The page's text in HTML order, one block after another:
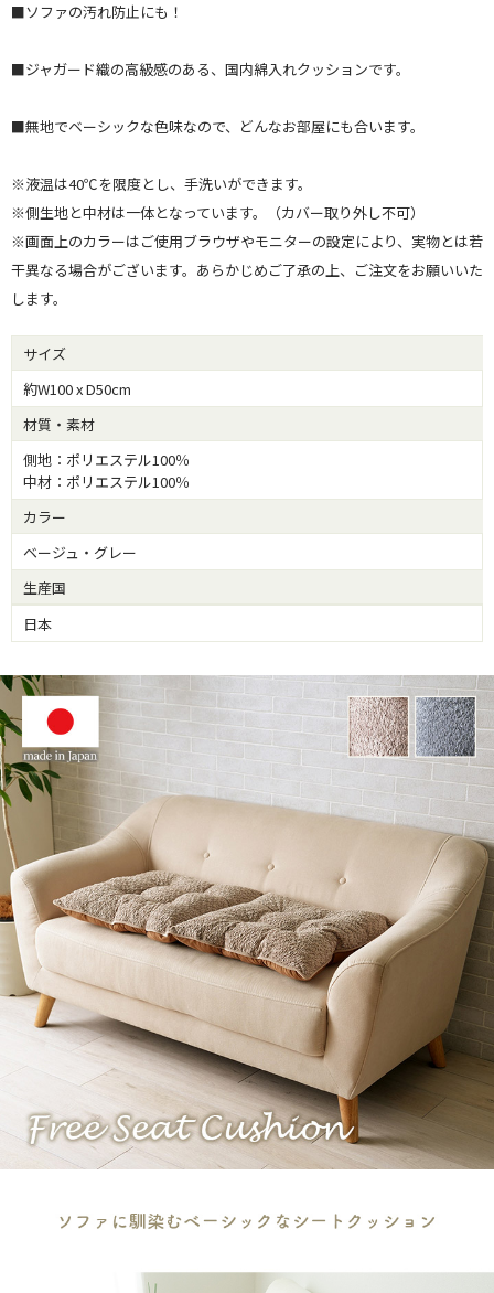
■ソファの汚れ防止にも！
■ジャガード織の高級感のある、国内綿入れクッションです。
■無地でベーシックな色味なので、どんなお部屋にも合います。
※液温は40℃を限度とし、手洗いができます。
※側生地と中材は一体となっています。（カバー取り外し不可）
※画面上のカラーはご使用ブラウザやモニターの設定により、実物とは若
干異なる場合がございます。あらかじめご了承の上、ご注文をお願いいた
します。
サイズ
約W100 x D50cm
材質・素材
側地：ポリエステル100％
中材：ポリエステル100％
カラー
ベージュ・グレー
生産国
日本